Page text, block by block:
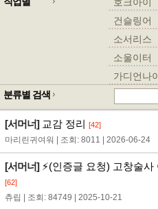
건슬링어
소서리스
소울이터
가디언나
분류별 검색
[서머너]교감 정리 [42]
마리린귀여워 | 조회: 8011 | 2026-06-24
[서머너]⚡(인증글 요청) 고창술사
[62]
츄립 | 조회: 84749 | 2025-10-21